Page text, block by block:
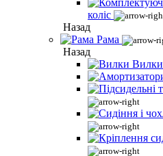
коліс
Назад
Рама
Назад
Вилки